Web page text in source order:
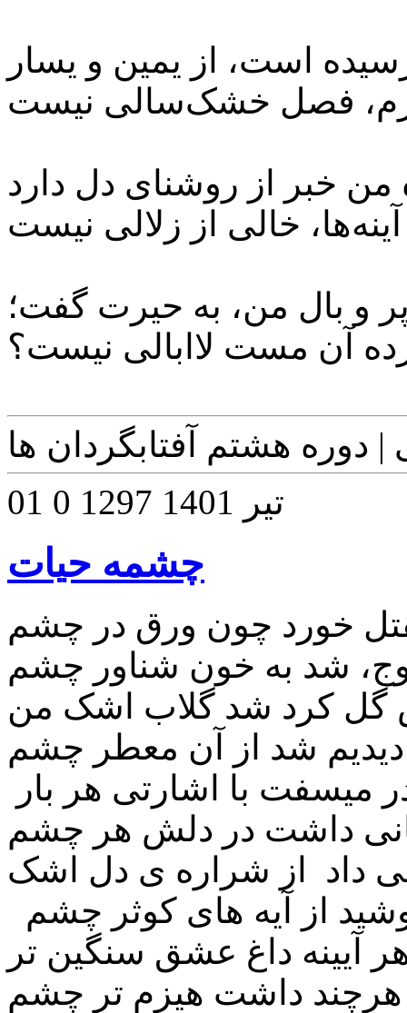
است، از یمین و یسار
فصل خشک‌سالی نیست
من خبر از روشنای دل دارد
آینه‌ها، خالی از زلالی نیست
و بال من، به‌ حیرت گفت؛
آن مست لاابالی نیست؟
| دوره هشتم آفتابگردان ها
01 تیر 1401
1297
0
چشمه حیات
خورد چون ورق در چشم
شد به خون شناور چشم
کرد شد گلاب اشک من
شد از آن معطر چشم
داشت در دلش هر چشم
از شراره ی دل اشک
از آیه های کوثر چشم
آیینه داغ عشق سنگین تر
داشت هیزم تر چشم